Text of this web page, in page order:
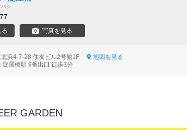
シ
る 写真を見る
北浜4-7-28 住友ビル2号館1F
地図を見る
淀屋橋駅 9番出口 徒歩3分
GARDEN